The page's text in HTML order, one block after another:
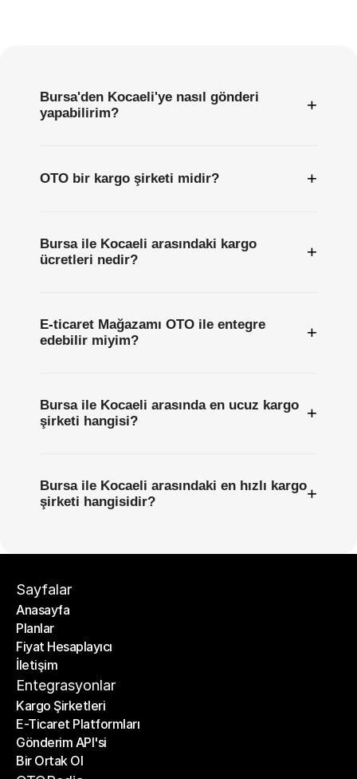
Bursa'den Kocaeli'ye nasıl gönderi
yapabilirim?
+
OTO bir kargo şirketi midir? +
Bursa ile Kocaeli arasındaki kargo
ücretleri nedir?
+
E-ticaret Mağazamı OTO ile entegre
edebilir miyim?
+
Bursa ile Kocaeli arasında en ucuz kargo
şirketi hangisi?
+
Bursa ile Kocaeli arasındaki en hızlı kargo
şirketi hangisidir?
+
Sayfalar
Anasayfa
Anasayfa
Planlar
Planlar
Fiyat Hesaplayıcı
Fiyat Hesaplayıcı
İletişim
İletişim
Entegrasyonlar
Kargo Şirketleri
Kargo Şirketleri
E-Ticaret Platformları
E-Ticaret Platformları
Gönderim API'si
Gönderim API'si
Bir Ortak Ol